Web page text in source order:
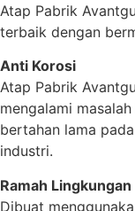
Atap Pabrik
terbaik dengan
Anti Korosi
Atap Pabrik
mengalami
bertahan lama
industri.
Ramah Lingkungan
Dibuat